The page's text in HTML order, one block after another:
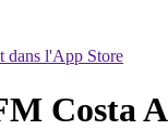
dans l'App Store
Costa